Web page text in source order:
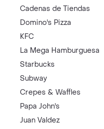
Cadenas de Tiendas
Domino's Pizza
KFC
La Mega Hamburguesa
Starbucks
Subway
Crepes & Waffles
Papa John's
Juan Valdez